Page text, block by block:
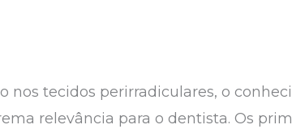
nos tecidos perirradiculares, o
relevância para o dentista. Os